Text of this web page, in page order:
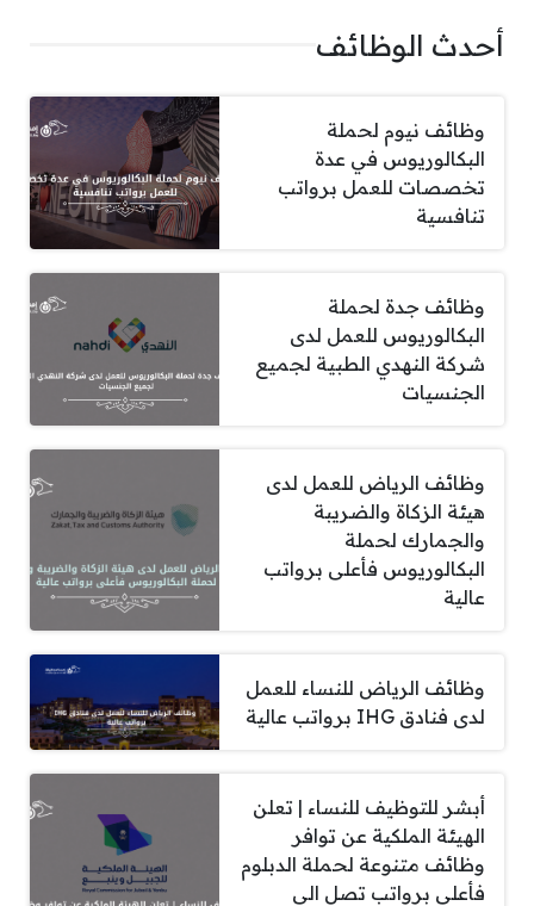
أحدث الوظائف
وظائف نيوم لحملة
البكالوريوس في عدة
تخصصات للعمل برواتب
تنافسية
وظائف جدة لحملة
البكالوريوس للعمل لدى
شركة النهدي الطبية لجميع
الجنسيات
وظائف الرياض للعمل لدى
هيئة الزكاة والضريبة
والجمارك لحملة
البكالوريوس فأعلى برواتب
عالية
وظائف الرياض للنساء للعمل
لدى فنادق IHG برواتب عالية
أبشر للتوظيف للنساء | تعلن
الهيئة الملكية عن توافر
وظائف متنوعة لحملة الدبلوم
فأعلى برواتب تصل الى